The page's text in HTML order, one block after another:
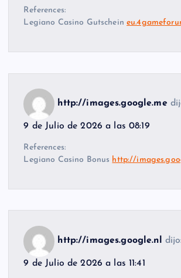
References:
Legiano Casino Gutschein
http://images.google.me
9 de Julio de 2026 a las 08:19
References:
Legiano Casino Bonus http://
http://images.google.nl dijo:
9 de Julio de 2026 a las 11:41